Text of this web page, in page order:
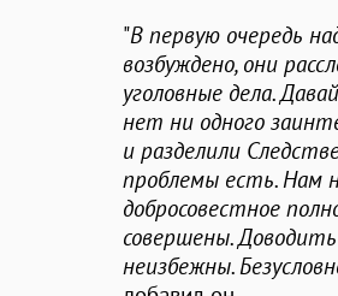
"В первую очередь
возбуждено, они
уголовные дела.
нет ни одного
и разделили
проблемы есть. Нам
добросовестное
совершены.
неизбежны.